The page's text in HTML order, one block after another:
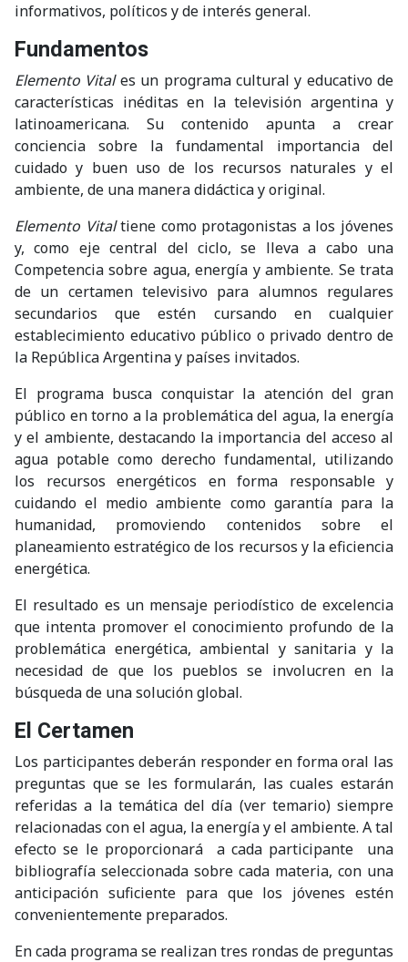
informativos, políticos y de interés general.
Fundamentos
Elemento Vitales un programa cultural y educativo de
características inéditas en la televisión argentina y
latinoamericana. Su contenido apunta a crear
conciencia sobre la fundamental importancia del
cuidado y buen uso de los recursos naturales y el
ambiente, de una manera didáctica y original.
Elemento Vitaltiene como protagonistas a los jóvenes
y, como eje central del ciclo, se lleva a cabo una
Competencia sobre agua, energía y ambiente. Se trata
de un certamen televisivo para alumnos regulares
secundarios que estén cursando en cualquier
establecimiento educativo público o privado dentro de
la República Argentina y países invitados.
El programa busca conquistar la atención del gran
público en torno a la problemática del agua, la energía
y el ambiente, destacando la importancia del acceso al
agua potable como derecho fundamental, utilizando
los recursos energéticos en forma responsable y
cuidando el medio ambiente como garantía para la
humanidad, promoviendo contenidos sobre el
planeamiento estratégico de los recursos y la eficiencia
energética.
El resultado es un mensaje periodístico de excelencia
que intenta promover el conocimiento profundo de la
problemática energética, ambiental y sanitaria y la
necesidad de que los pueblos se involucren en la
búsqueda de una solución global.
El Certamen
Los participantes deberán responder en forma oral las
preguntas que se les formularán, las cuales estarán
referidas a la temática del día (ver temario) siempre
relacionadas con el agua, la energía y el ambiente. A tal
efecto se le proporcionará a cada participante una
bibliografía seleccionada sobre cada materia, con una
anticipación suficiente para que los jóvenes estén
convenientemente preparados.
En cada programa se realizan tres rondas de preguntas